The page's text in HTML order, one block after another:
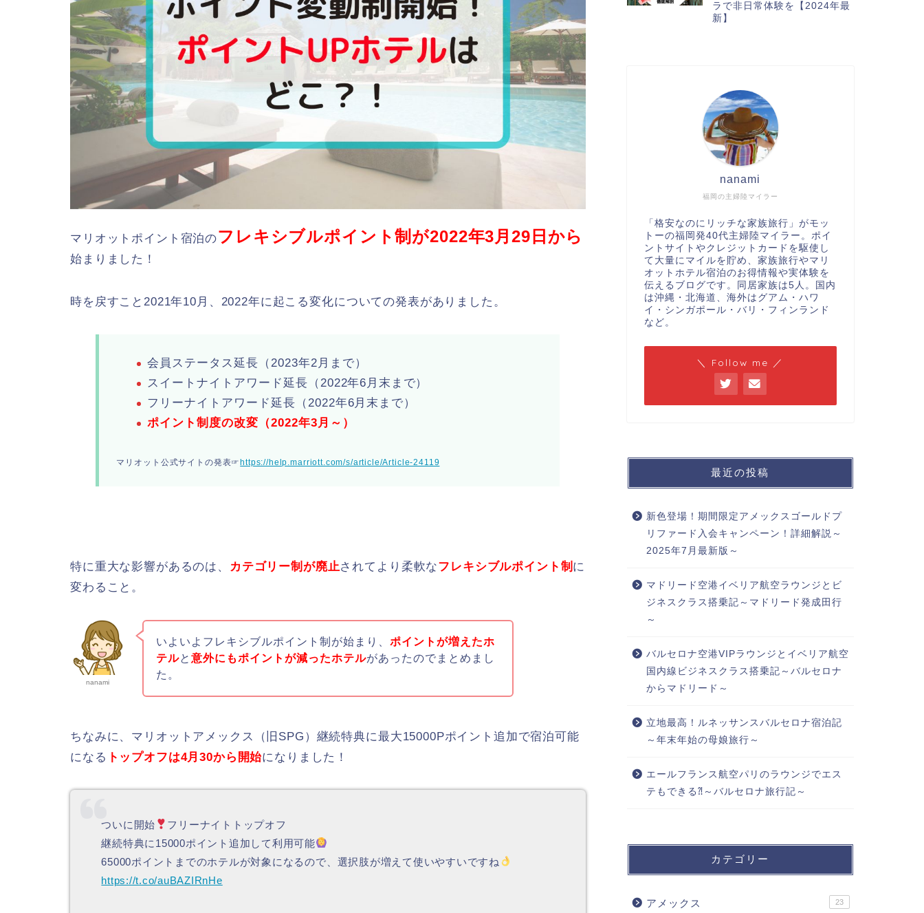
マリオットポイント宿泊のフレキシブルポイント制が2022年3月29日から
始まりました！
時を戻すこと2021年10月、2022年に起こる変化についての発表がありました。
会員ステータス延長（2023年2月まで）
スイートナイトアワード延長（2022年6月末まで）
フリーナイトアワード延長 （2022年6月末まで）
ポイント制度の改変（2022年3月～）
マリオット公式サイトの発表☞https://help.marriott.com/s/article/Article-24119
特に重大な影響があるのは、 カテゴリー制が廃止されてより柔軟なフレキシブルポイント制 に
変わること。
nanami
いよいよフレキシブルポイント制が始まり、ポイントが増えたホ
テルと意外にもポイントが減ったホテルがあったのでまとめまし
た。
ちなみに、マリオットアメックス（旧SPG）継続特典に最大15000Pポイント追加で宿泊可能
になる トップオフは4月30から開始になりました！
ついに開始
フリーナイトトップオフ
継続特典に15000ポイント追加して利用可能
65000ポイントまでのホテルが対象になるので、選択肢が増えて使いやすいですね
https://t.co/auBAZIRnHe
ラで非日常体験を【2024年最
新】
福岡の主婦陸マイラー
nanami
「格安なのにリッチな家族旅行」がモッ
トーの福岡発40代主婦陸マイラー。ポイ
ントサイトやクレジットカードを駆使し
て大量にマイルを貯め、家族旅行やマリ
オットホテル宿泊のお得情報や実体験を
伝えるブログです。同居家族は5人。国内
は沖縄・北海道、海外はグアム・ハワ
イ・シンガポール・バリ・フィンランド
など。
＼ Follow me ／
最近の投稿
新色登場！期間限定アメックスゴールドプ
リファード入会キャンペーン！詳細解説～
2025年7月最新版～
マドリード空港イベリア航空ラウンジとビ
ジネスクラス搭乗記～マドリード発成田行
～
バルセロナ空港VIPラウンジとイベリア航空
国内線ビジネスクラス搭乗記～バルセロナ
からマドリード～
立地最高！ルネッサンスバルセロナ宿泊記
～年末年始の母娘旅行～
エールフランス航空パリのラウンジでエス
テもできる⁈～バルセロナ旅行記～
カテゴリー
アメックス 23